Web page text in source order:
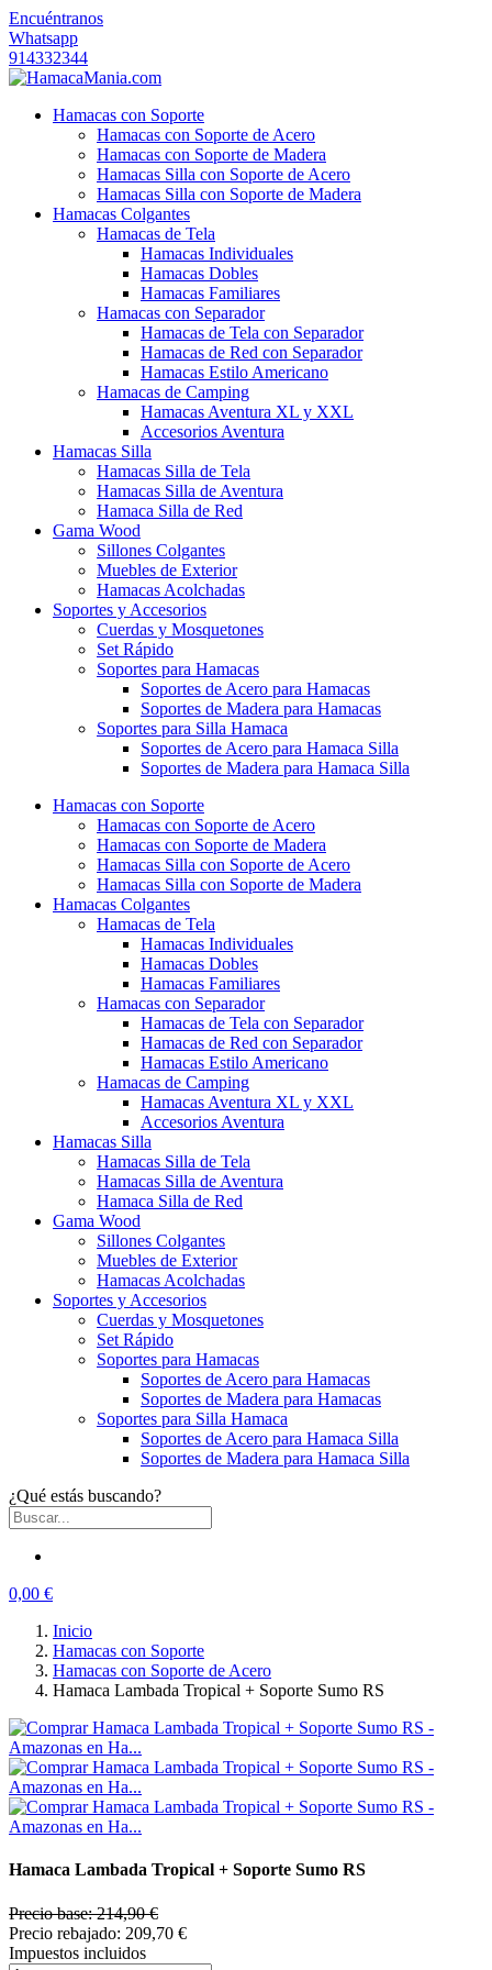
Encuéntranos
Whatsapp
914332344
Hamacas con Soporte
Hamacas con Soporte de Acero
Hamacas con Soporte de Madera
Hamacas Silla con Soporte de Acero
Hamacas Silla con Soporte de Madera
Hamacas Colgantes
Hamacas de Tela
Hamacas Individuales
Hamacas Dobles
Hamacas Familiares
Hamacas con Separador
Hamacas de Tela con Separador
Hamacas de Red con Separador
Hamacas Estilo Americano
Hamacas de Camping
Hamacas Aventura XL y XXL
Accesorios Aventura
Hamacas Silla
Hamacas Silla de Tela
Hamacas Silla de Aventura
Hamaca Silla de Red
Gama Wood
Sillones Colgantes
Muebles de Exterior
Hamacas Acolchadas
Soportes y Accesorios
Cuerdas y Mosquetones
Set Rápido
Soportes para Hamacas
Soportes de Acero para Hamacas
Soportes de Madera para Hamacas
Soportes para Silla Hamaca
Soportes de Acero para Hamaca Silla
Soportes de Madera para Hamaca Silla
Hamacas con Soporte
Hamacas con Soporte de Acero
Hamacas con Soporte de Madera
Hamacas Silla con Soporte de Acero
Hamacas Silla con Soporte de Madera
Hamacas Colgantes
Hamacas de Tela
Hamacas Individuales
Hamacas Dobles
Hamacas Familiares
Hamacas con Separador
Hamacas de Tela con Separador
Hamacas de Red con Separador
Hamacas Estilo Americano
Hamacas de Camping
Hamacas Aventura XL y XXL
Accesorios Aventura
Hamacas Silla
Hamacas Silla de Tela
Hamacas Silla de Aventura
Hamaca Silla de Red
Gama Wood
Sillones Colgantes
Muebles de Exterior
Hamacas Acolchadas
Soportes y Accesorios
Cuerdas y Mosquetones
Set Rápido
Soportes para Hamacas
Soportes de Acero para Hamacas
Soportes de Madera para Hamacas
Soportes para Silla Hamaca
Soportes de Acero para Hamaca Silla
Soportes de Madera para Hamaca Silla
¿Qué estás buscando?
0,00 €
Inicio
Hamacas con Soporte
Hamacas con Soporte de Acero
Hamaca Lambada Tropical + Soporte Sumo RS
Hamaca Lambada Tropical + Soporte Sumo RS
Precio base:214,90 €
Precio rebajado: 209,70 €
Impuestos incluidos